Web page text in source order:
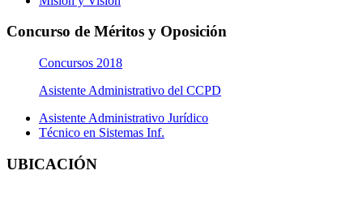
Concurso de Méritos y Oposición
Concursos 2018
Asistente Administrativo del CCPD
Asistente Administrativo Jurídico
Técnico en Sistemas Inf.
UBICACIÓN